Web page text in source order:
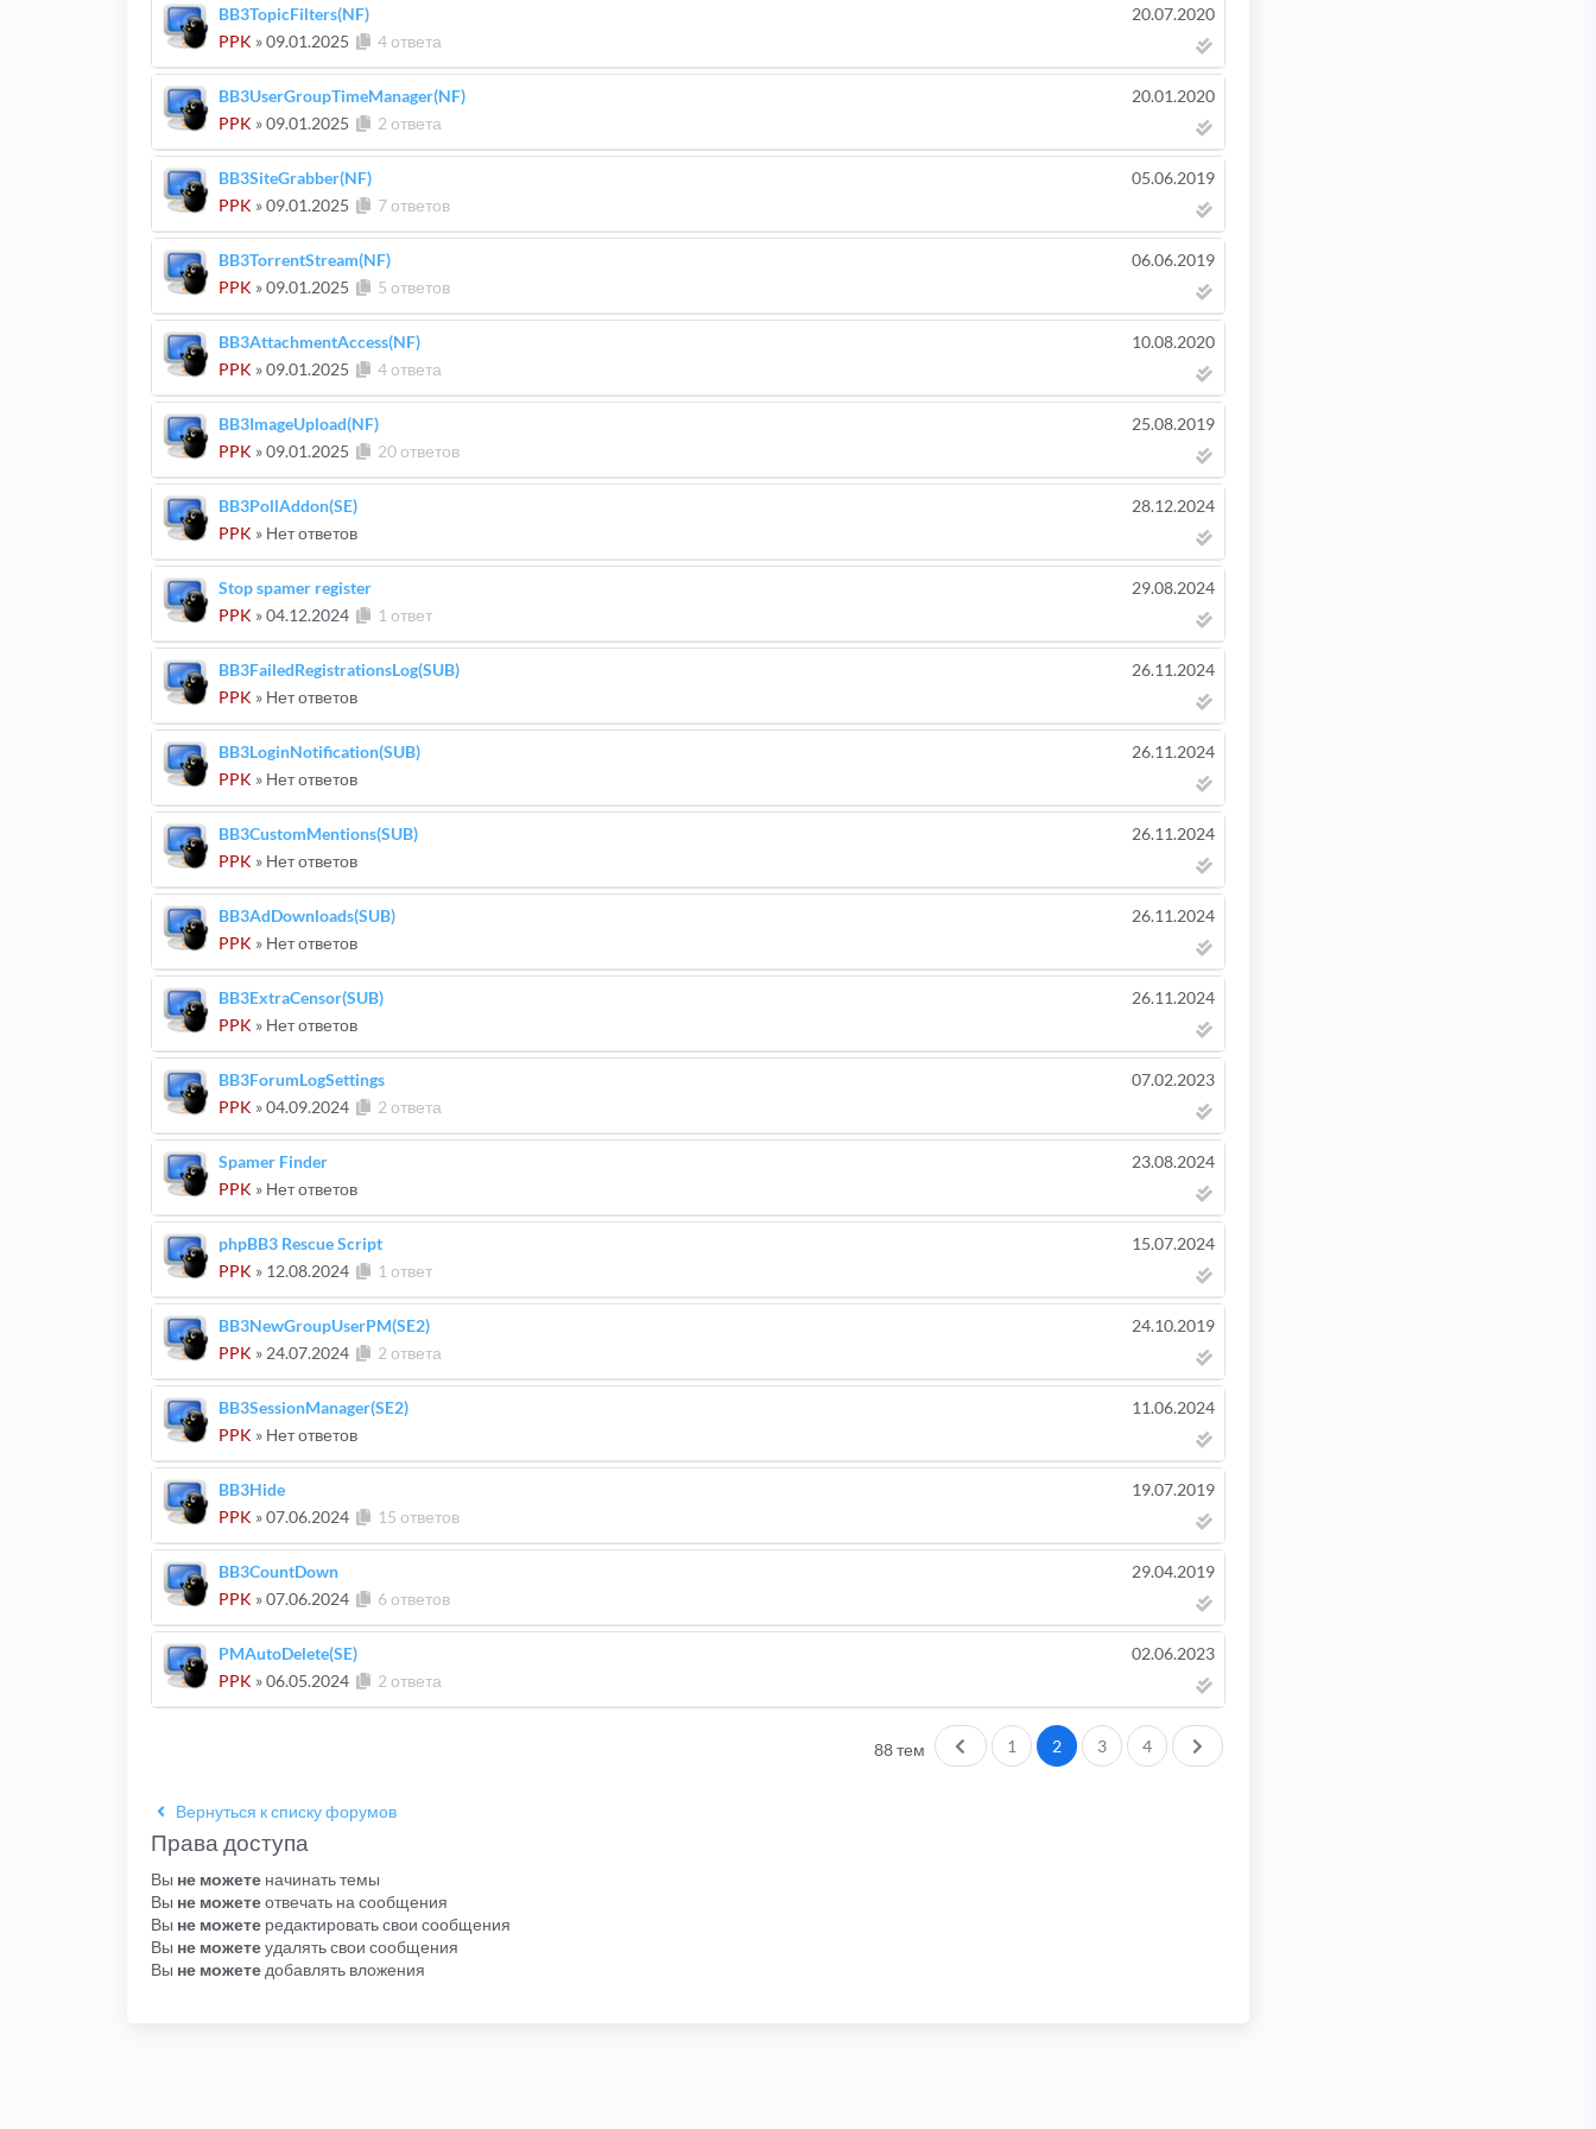
BB3TopicFilters(NF)
PPK »09.01.2025 4 ответа
20.07.2020
BB3UserGroupTimeManager(NF)
PPK »09.01.2025 2 ответа
20.01.2020
BB3SiteGrabber(NF)
PPK »09.01.2025 7 ответов
05.06.2019
BB3TorrentStream(NF)
PPK »09.01.2025 5 ответов
06.06.2019
BB3AttachmentAccess(NF)
PPK »09.01.2025 4 ответа
10.08.2020
BB3ImageUpload(NF)
PPK »09.01.2025 20 ответов
25.08.2019
BB3PollAddon(SE)
PPK » Нет ответов
28.12.2024
Stop spamer register
PPK »04.12.2024 1 ответ
29.08.2024
BB3FailedRegistrationsLog(SUB)
PPK » Нет ответов
26.11.2024
BB3LoginNotification(SUB)
PPK » Нет ответов
26.11.2024
BB3CustomMentions(SUB)
PPK » Нет ответов
26.11.2024
BB3AdDownloads(SUB)
PPK » Нет ответов
26.11.2024
BB3ExtraCensor(SUB)
PPK » Нет ответов
26.11.2024
BB3ForumLogSettings
PPK »04.09.2024 2 ответа
07.02.2023
Spamer Finder
PPK » Нет ответов
23.08.2024
phpBB3 Rescue Script
PPK » 12.08.2024 1 ответ
15.07.2024
BB3NewGroupUserPM(SE2)
PPK » 24.07.2024 2 ответа
24.10.2019
BB3SessionManager(SE2)
PPK » Нет ответов
11.06.2024
BB3Hide
PPK »07.06.2024 15 ответов
19.07.2019
BB3CountDown
PPK »07.06.2024 6 ответов
29.04.2019
PMAutoDelete(SE)
PPK »06.05.2024 2 ответа
02.06.2023
88 тем Пред.1 2 3 4 След.
Вернуться к списку форумов
Права доступа
Вы не можете начинать темы
Вы не можетеотвечать на сообщения
Вы не можете редактировать свои сообщения
Вы не можетеудалять свои сообщения
Вы не можете добавлять вложения